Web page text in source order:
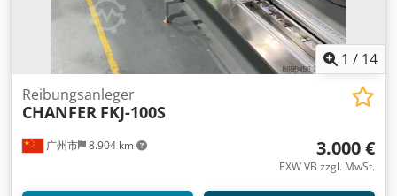
1 / 14
广州市 8.904 km
Reibungsanleger
CHANFER FKJ-100S
3.000 €
EXW VB zzgl. MwSt.